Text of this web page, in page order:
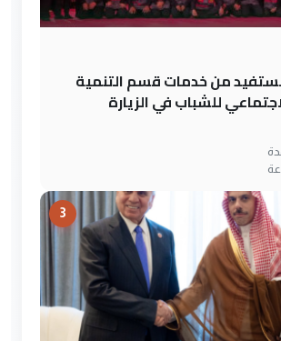
مستفيد من خدمات قسم التنمية
للشباب في الزيارة
3